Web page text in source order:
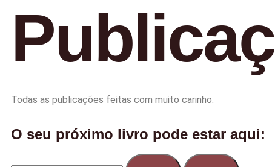
Todas as publicações feitas com muito carinho.
O seu próximo livro pode estar aqui: